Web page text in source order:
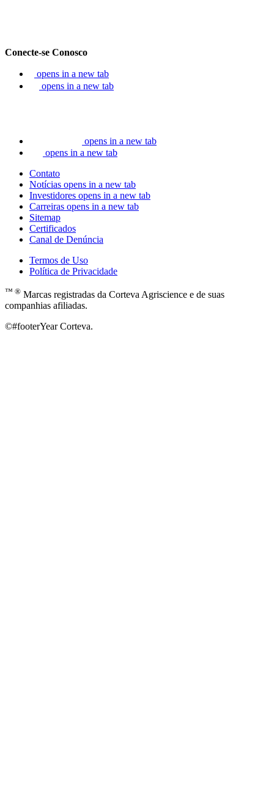
Conecte-se Conosco
opens in a new tab
opens in a new tab
opens in a new tab
opens in a new tab
Contato
Notícias opens in a new tab
Investidores opens in a new tab
Carreiras opens in a new tab
Sitemap
Certificados
Canal de Denúncia
Termos de Uso
Política de Privacidade
™ ® Marcas registradas da Corteva Agriscience e de suas
companhias afiliadas.
©#footerYear Corteva.